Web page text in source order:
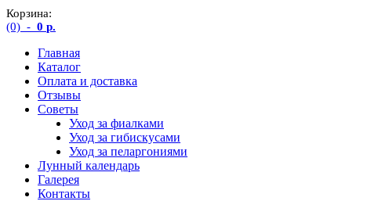
Корзина:
(0) - 0 р.
Главная
Каталог
Оплата и доставка
Отзывы
Советы
Уход за фиалками
Уход за гибискусами
Уход за пеларгониями
Лунный календарь
Галерея
Контакты